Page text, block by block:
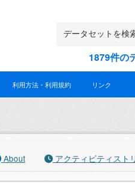
1879件の
利用方法・利用規約 リンク
About アクティビティスト